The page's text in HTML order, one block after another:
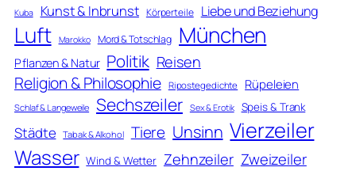
Kuba Kunst & Inbrunst Körperteile Liebe und Beziehung
Luft Marokko Mord & Totschlag München
Pflanzen & Natur Politik Reisen
Religion & Philosophie Ripostegedichte Rüpeleien
Schlaf & Langeweile Sechszeiler Sex & Erotik Speis & Trank
Städte Tabak & Alkohol Tiere Unsinn Vierzeiler
Wasser Wind & Wetter Zehnzeiler Zweizeiler